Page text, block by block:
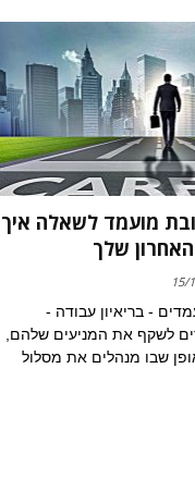
מועמד לשאלה איך
שלך
15/
- בריאיון עבודה -
לשקף את המניעים שלהם,
שבו מנהלים את מסלול